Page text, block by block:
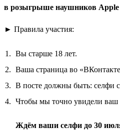
в розыгрыше наушников Apple
► Правила участия:
Вы старше 18 лет.
Ваша страница во
В посте должны быть: селфи
Чтобы мы точно увидели ваш
Ждём ваши селфи до 30